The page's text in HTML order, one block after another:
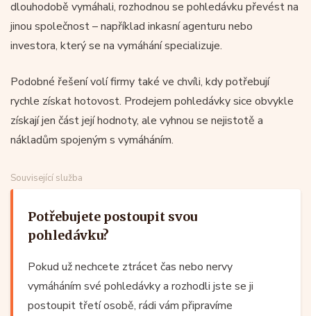
dlouhodobě vymáhali, rozhodnou se pohledávku převést na
jinou společnost – například inkasní agenturu nebo
investora, který se na vymáhání specializuje.
Podobné řešení volí firmy také ve chvíli, kdy potřebují
rychle získat hotovost. Prodejem pohledávky sice obvykle
získají jen část její hodnoty, ale vyhnou se nejistotě a
nákladům spojeným s vymáháním.
Související služba
Potřebujete postoupit svou
pohledávku?
Pokud už nechcete ztrácet čas nebo nervy
vymáháním své pohledávky a rozhodli jste se ji
postoupit třetí osobě, rádi vám připravíme